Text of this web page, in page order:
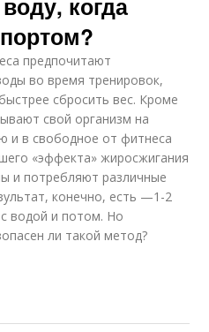
когда
предпочитают
во время тренировок,
сбросить вес. Кроме
свой организм на
и в свободное от фитнеса
«эффекта» жиросжигания
и потребляют различные
конечно, есть —1-2
водой и потом. Но
ли такой метод?